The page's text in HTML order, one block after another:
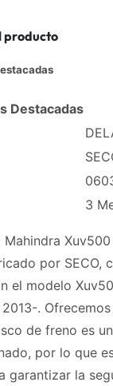
producto
Destacadas
3
por SECO,
el modelo
.
de freno es
por lo que
garantizar la